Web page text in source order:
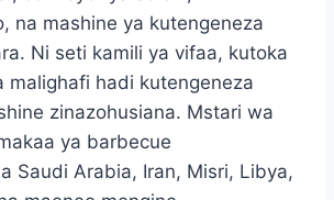
na mashine ya kutengeneza
Ni seti kamili ya vifaa, kutoka
malighafi hadi kutengeneza
zinazohusiana. Mstari wa
ya barbecue
Saudi Arabia, Iran, Misri, Libya,